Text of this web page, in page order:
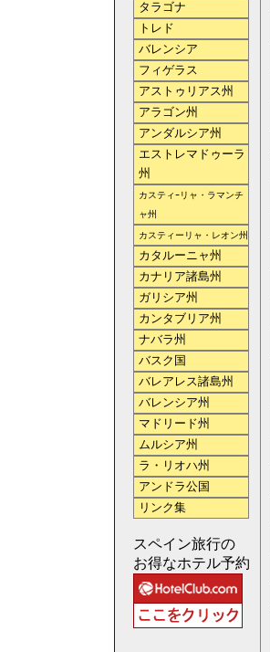
タラゴナ
トレド
バレンシア
フィゲラス
アストゥリアス州
アラゴン州
アンダルシア州
エストレマドゥーラ
州
カスティｰリャ・ラマンチ
ャ州
カスティーリャ・レオン州
カタルーニャ州
カナリア諸島州
ガリシア州
カンタブリア州
ナバラ州
バスク国
バレアレス諸島州
バレンシア州
マドリード州
ムルシア州
ラ・リオハ州
アンドラ公国
リンク集
スペイン旅行の
お得なホテル予約